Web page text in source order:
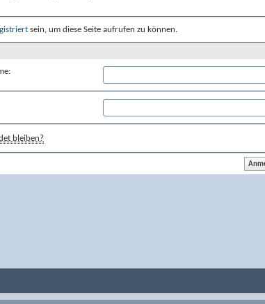
sein, um diese Seite aufrufen zu können.
bleiben?